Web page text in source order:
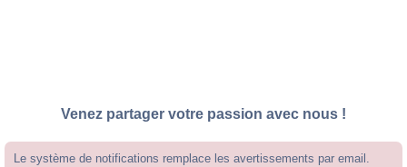
Venez partager votre passion avec nous !
Le système de notifications remplace les avertissements par email.